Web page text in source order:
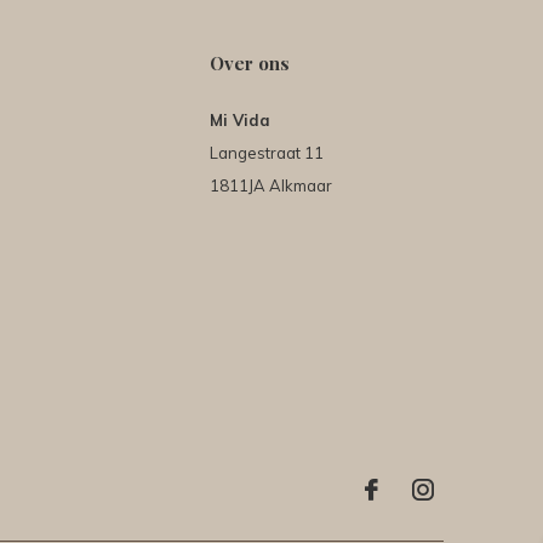
Over ons
Mi Vida
Langestraat 11
1811JA Alkmaar